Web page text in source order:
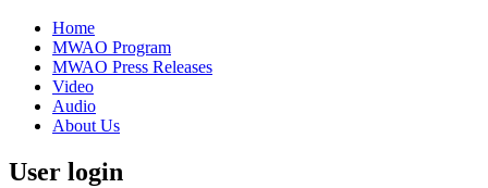
Home
MWAO Program
MWAO Press Releases
Video
Audio
About Us
User login